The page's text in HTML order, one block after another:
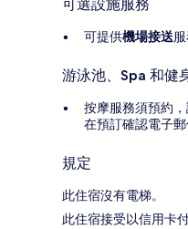
可選設施服務
可提供機場接送
游泳池、Spa 和健
按摩服務須預約
在預訂確認電子
規定
此住宿沒有電梯。
此住宿接受以信用卡付